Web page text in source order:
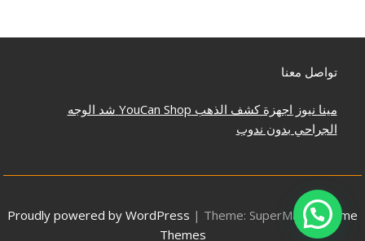
تواصل معنا
مينا نيوز اجهزة كشف الذهب YouCan Shop شد الوجه
الجراحي بدون ندوب
Proudly powered by WordPress | Theme: SuperMag by Acme
Themes